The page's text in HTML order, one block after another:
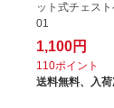
ット式チェス
01
1,100円
110ポイント
送料無料、 入